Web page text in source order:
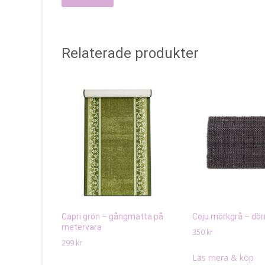
Relaterade produkter
Capri grön – gångmatta på
metervara
299 kr
Coju mörkgrå –
350 kr
Läs mera & köp